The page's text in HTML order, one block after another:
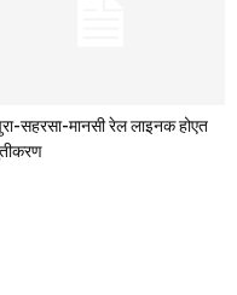
सहरसा-मानसी रेल लाइनक होएत